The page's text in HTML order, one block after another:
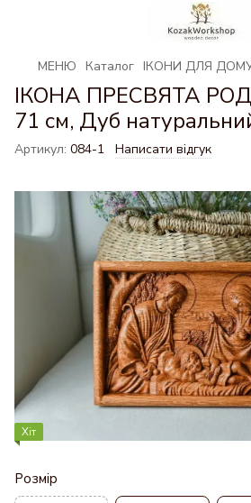
МЕНЮ Каталог ІКОНИ ДЛЯ
ІКОНА ПРЕСВЯТА
71 см, Дуб
Артикул: 084-1 Написати відгук
Хіт
Розмір